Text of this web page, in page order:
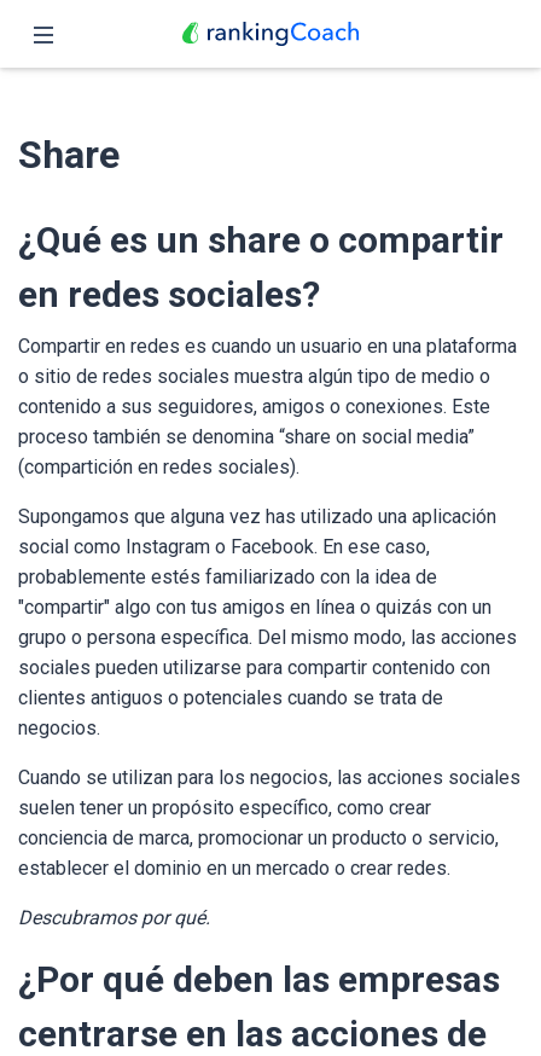
Funciones
Precio
Revendedores
Blog
Español
Share
¿Qué es un share o compartir
en redes sociales?
Compartir en redes es cuando un usuario en una plataforma
o sitio de redes sociales muestra algún tipo de medio o
contenido a sus seguidores, amigos o conexiones. Este
proceso también se denomina “share on social media”
(compartición en redes sociales).
Supongamos que alguna vez has utilizado una aplicación
social como Instagram o Facebook. En ese caso,
probablemente estés familiarizado con la idea de
"compartir" algo con tus amigos en línea o quizás con un
grupo o persona específica. Del mismo modo, las acciones
sociales pueden utilizarse para compartir contenido con
clientes antiguos o potenciales cuando se trata de
negocios.
Cuando se utilizan para los negocios, las acciones sociales
suelen tener un propósito específico, como crear
conciencia de marca, promocionar un producto o servicio,
establecer el dominio en un mercado o crear redes.
Descubramos por qué.
¿Por qué deben las empresas
centrarse en las acciones de